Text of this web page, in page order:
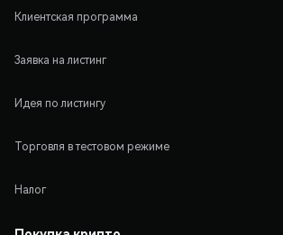
Клиентская программа
Заявка на листинг
Идея по листингу
Торговля в тестовом режиме
Налог